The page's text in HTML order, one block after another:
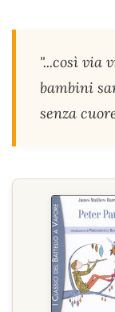
"...così via
bambini
senza